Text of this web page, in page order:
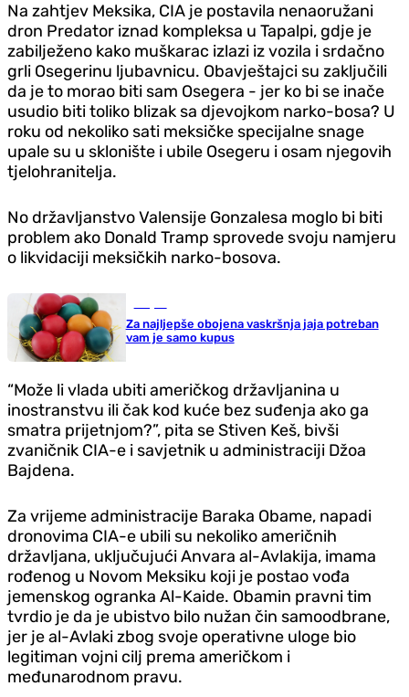
Na zahtjev Meksika, CIA je postavila nenaoružani
dron Predator iznad kompleksa u Tapalpi, gdje je
zabilježeno kako muškarac izlazi iz vozila i srdačno
grli Osegerinu ljubavnicu. Obavještajci su zaključili
da je to morao biti sam Osegera - jer ko bi se inače
usudio biti toliko blizak sa djevojkom narko-bosa? U
roku od nekoliko sati meksičke specijalne snage
upale su u sklonište i ubile Osegeru i osam njegovih
tjelohranitelja.
No državljanstvo Valensije Gonzalesa moglo bi biti
problem ako Donald Tramp sprovede svoju namjeru
o likvidaciji meksičkih narko-bosova.
Za najljepše obojena vaskršnja jaja potreban
vam je samo kupus
“Može li vlada ubiti američkog državljanina u
inostranstvu ili čak kod kuće bez suđenja ako ga
smatra prijetnjom?”, pita se Stiven Keš, bivši
zvaničnik CIA-e i savjetnik u administraciji Džoa
Bajdena.
Za vrijeme administracije Baraka Obame, napadi
dronovima CIA-e ubili su nekoliko američnih
državljana, uključujući Anvara al-Avlakija, imama
rođenog u Novom Meksiku koji je postao vođa
jemenskog ogranka Al-Kaide. Obamin pravni tim
tvrdio je da je ubistvo bilo nužan čin samoodbrane,
jer je al-Avlaki zbog svoje operativne uloge bio
legitiman vojni cilj prema američkom i
međunarodnom pravu.